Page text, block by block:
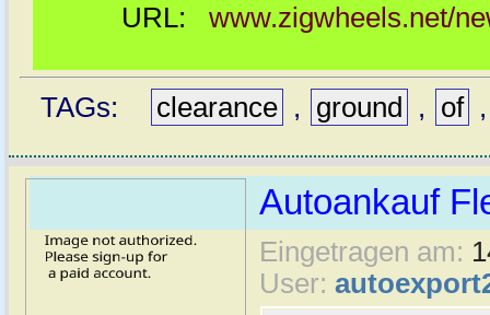
URL: www.zigwheels.net/
TAGs: clearance , ground , of
Autoankauf
Eingetragen am:
User: